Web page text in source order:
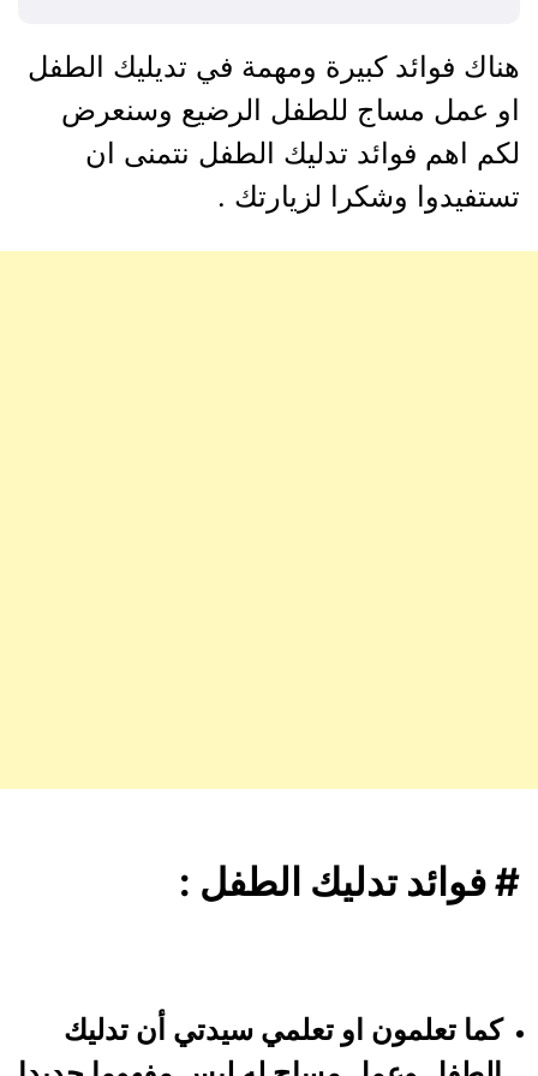
هناك فوائد كبيرة ومهمة في تديليك الطفل
او عمل مساج للطفل الرضيع وسنعرض
لكم اهم فوائد تدليك الطفل نتمنى ان
تستفيدوا وشكرا لزيارتك .
# فوائد تدليك الطفل :
كما تعلمون او تعلمي سيدتي أن تدليك